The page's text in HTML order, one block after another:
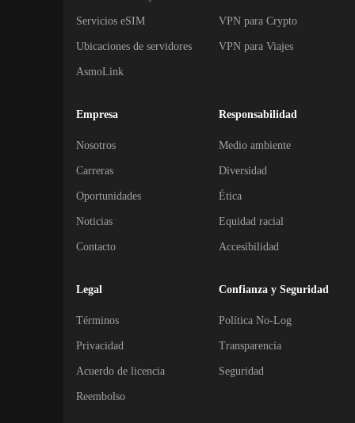
Servicios eSIM
Ubicaciones de servidores
AsmoLink
VPN para Crypto
VPN para Viajes
Empresa
Nosotros
Carreras
Oportunidades
Noticias
Contacto
Responsabilidad
Medio ambiente
Diversidad
Ética
Equidad racial
Accesibilidad
Legal
Términos
Privacidad
Acuerdo de licencia
Reembolso
Confianza y Seguridad
Política No-Log
Transparencia
Seguridad